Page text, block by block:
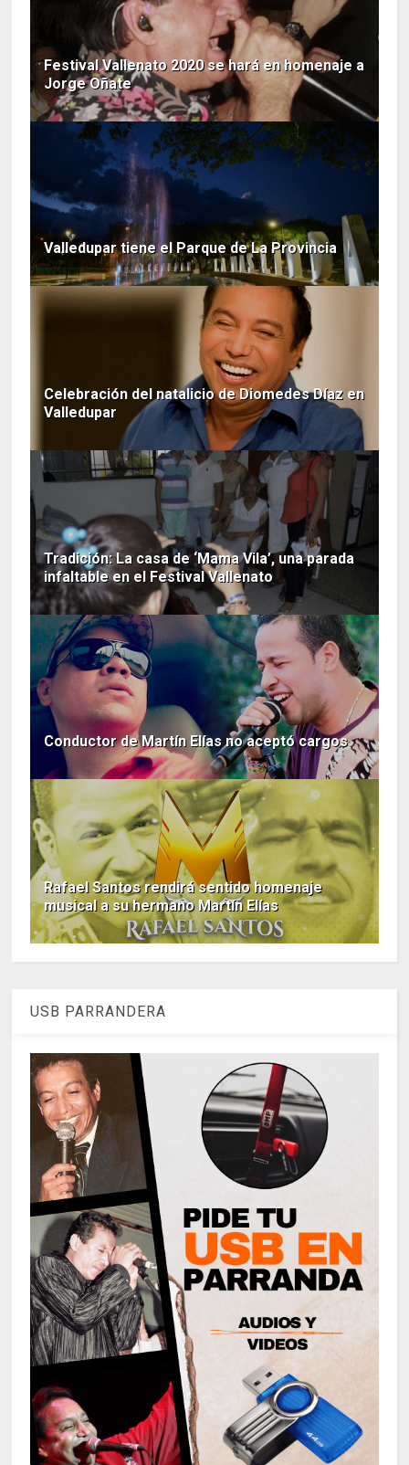
Festival Vallenato 2020 se hará en homenaje a
Jorge Oñate
Valledupar tiene el Parque de La Provincia
Celebración del natalicio de Diomedes Díaz en
Valledupar
Tradición: La casa de ‘Mama Vila’, una parada
infaltable en el Festival Vallenato
Conductor de Martín Elías no aceptó cargos
Rafael Santos rendirá sentido homenaje
musical a su hermano Martín Elías
USB PARRANDERA